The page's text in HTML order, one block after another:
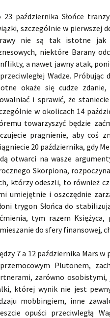
23 października Słońce
szczególnie w pierwszej
nie są tak istotne jak
niektóre Barany
a nawet jawny atak,
Wadze.
okaże się cudze
i sprawić, że
w okolicach 14
towarzyszyć będzie
pragnienie, aby coś
20 października, gdy
otwarci na wasze
Skorpiona,
którzy odeszli, to również
umiejętnie i oszczędnie
trygon Słońca do
tym razem Księżyca,
do sfery finansowej,
7 a 12 października Mars
Plutonem,
zarówno
której wynik nie jest
mobbingiem, inne
opuści przeciwległą